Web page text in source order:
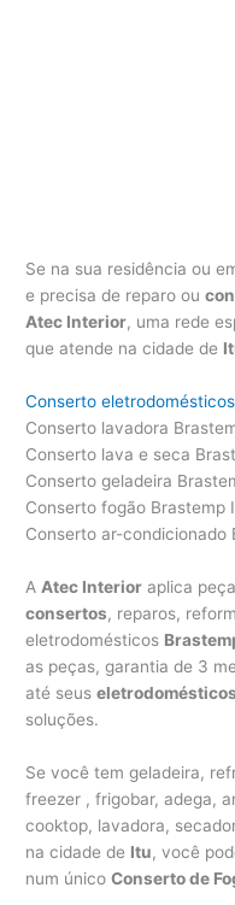
Se na sua residência ou
e precisa de reparo ou
Atec Interior, uma rede
que atende na cidade de
Conserto
Conserto lavadora
Conserto lava e seca
Conserto geladeira
Conserto fogão Brastemp
Conserto ar-condicionado
A Atec Interior aplica
consertos, reparos,
eletrodomésticos
as peças, garantia de 3
até seus
soluções.
Se você tem geladeira,
freezer , frigobar, adega,
cooktop, lavadora,
na cidade de Itu, você
num únicoConserto de